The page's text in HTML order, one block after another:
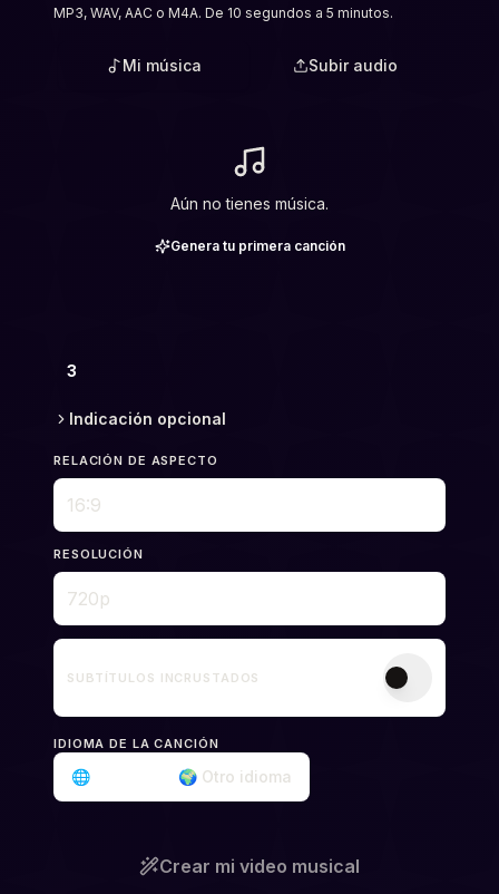
MP3, WAV, AAC o M4A. De 10 segundos a 5 minutos.
Mi música Subir audio
Aún no tienes música.
Genera tu primera canción
3
Indicación opcional
RELACIÓN DE ASPECTO
RESOLUCIÓN
SUBTÍTULOS INCRUSTADOS
IDIOMA DE LA CANCIÓN
🌐 🌍 Otro idioma
Crear mi video musical